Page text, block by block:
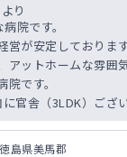
り
院です。
営が安定しております
アットホームな雰囲気
です。
官舎（3LDK）ござ
徳島県美馬郡